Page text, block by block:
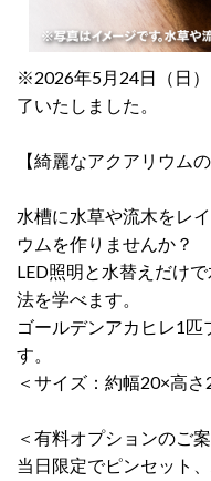
※2026年5月24日（日
了いたしました。
【綺麗なアクアリウム
水槽に水草や流木をレ
ウムを作りませんか？
LED照明と水替えだけ
法を学べます。
ゴールデンアカヒレ1匹
す。
＜サイズ：約幅20×高さ
＜有料オプションのご
当日限定でピンセット